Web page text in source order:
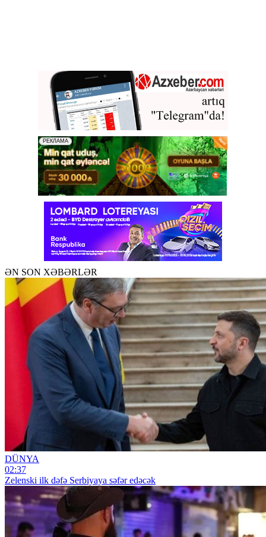
ƏN SON XƏBƏRLƏR
DÜNYA
02:37
Zelenski ilk dəfə Serbiyaya səfər edəcək